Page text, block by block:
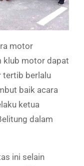
motor
klub motor dapat
tertib berlalu
baik acara
ketua
dalam
ini selain